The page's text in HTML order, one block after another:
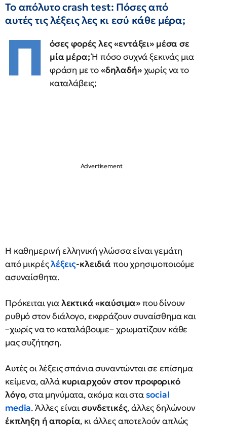
Το απόλυτο crash test: Πόσες από
αυτές τις λέξεις λες κι εσύ κάθε μέρα;
Π
όσες φορές λες «εντάξει» μέσα σε
μία μέρα;Ή πόσο συχνά ξεκινάς μια
φράση με το«δηλαδή»χωρίς να το
καταλάβεις;
Η καθημερινή ελληνική γλώσσα είναι γεμάτη
από μικρέςλέξεις-κλειδιά που χρησιμοποιούμε
ασυναίσθητα.
Πρόκειται γιαλεκτικά «καύσιμα»που δίνουν
ρυθμό στον διάλογο, εκφράζουν συναίσθημα και
–χωρίς να το καταλάβουμε– χρωματίζουν κάθε
μας συζήτηση.
Αυτές οι λέξεις σπάνια συναντώνται σε επίσημα
κείμενα, αλλά κυριαρχούν στον προφορικό
λόγο, στα μηνύματα, ακόμα και σταsocial
media. Άλλες είναισυνδετικές, άλλες δηλώνουν
έκπληξη ή απορία, κι άλλες αποτελούν απλώς